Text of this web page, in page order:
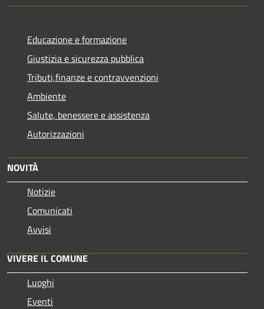
Educazione e formazione
Giustizia e sicurezza pubblica
Tributi,finanze e contravvenzioni
Ambiente
Salute, benessere e assistenza
Autorizzazioni
NOVITÀ
Notizie
Comunicati
Avvisi
VIVERE IL COMUNE
Luoghi
Eventi